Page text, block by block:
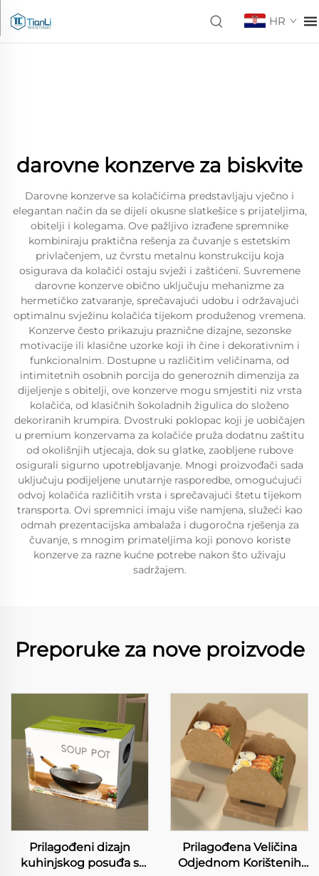
HR
darovne konzerve za biskvite
Darovne konzerve sa kolačićima predstavljaju vječno i
elegantan način da se dijeli okusne slatkešice s prijateljima,
obitelji i kolegama. Ove pažljivo izrađene spremnike
kombiniraju praktična rešenja za čuvanje s estetskim
privlačenjem, uz čvrstu metalnu konstrukciju koja
osigurava da kolačići ostaju svježi i zaštićeni. Suvremene
darovne konzerve obično uključuju mehanizme za
hermetičko zatvaranje, sprečavajući udobu i održavajući
optimalnu svježinu kolačića tijekom produženog vremena.
Konzerve često prikazuju praznične dizajne, sezonske
motivacije ili klasične uzorke koji ih čine i dekorativnim i
funkcionalnim. Dostupne u različitim veličinama, od
intimitetnih osobnih porcija do generoznih dimenzija za
dijeljenje s obitelji, ove konzerve mogu smjestiti niz vrsta
kolačića, od klasičnih šokoladnih žigulica do složeno
dekoriranih krumpira. Dvostruki poklopac koji je uobičajen
u premium konzervama za kolačiće pruža dodatnu zaštitu
od okolišnjih utjecaja, dok su glatke, zaobljene rubove
osigurali sigurno upotrebljavanje. Mnogi proizvođači sada
uključuju podijeljene unutarnje rasporedbe, omogućujući
odvoj kolačića različitih vrsta i sprečavajući štetu tijekom
transporta. Ovi spremnici imaju više namjena, služeći kao
odmah prezentacijska ambalaža i dugoročna rješenja za
čuvanje, s mnogim primateljima koji ponovo koriste
konzerve za razne kućne potrebe nakon što uživaju
sadržajem.
Preporuke za nove proizvode
Prilagođeni dizajn
kuhinjskog posuđa s
Prilagođena Veličina
Odjednom Korištenih